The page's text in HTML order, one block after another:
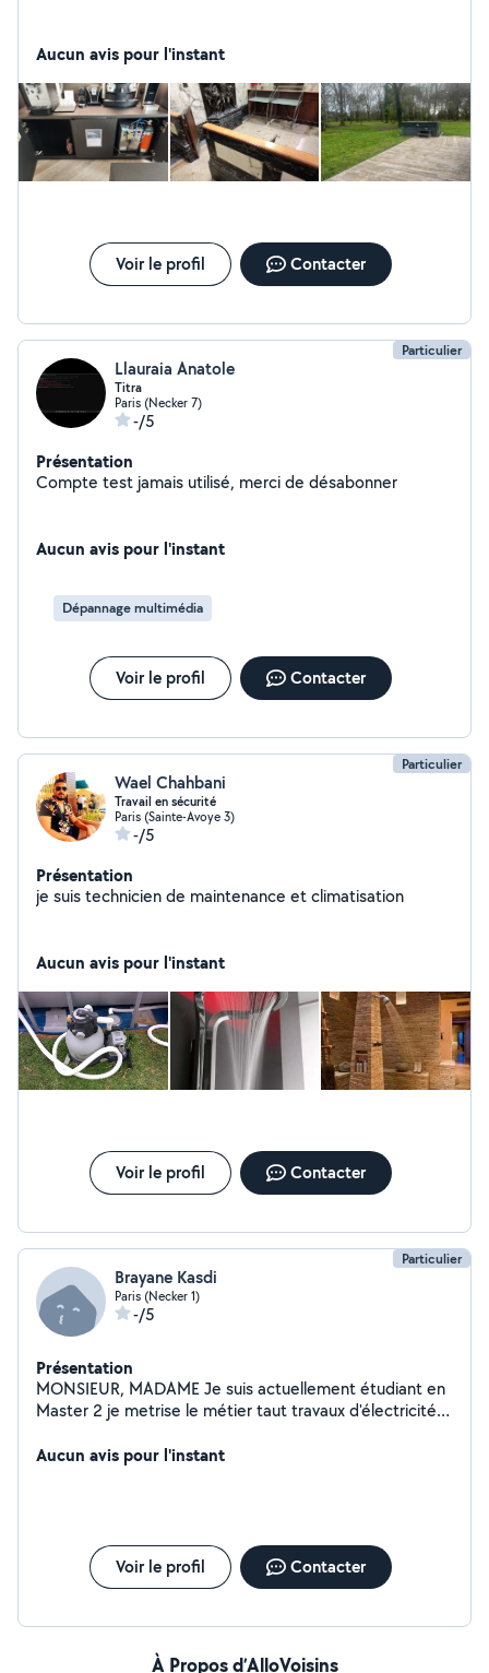
Aucun avis pour l'instant
Voir le profil Contacter
Particulier
Llauraia Anatole
Titra
Paris (Necker 7)
-/5
Présentation
Compte test jamais utilisé, merci de désabonner
Aucun avis pour l'instant
Dépannage multimédia
Voir le profil Contacter
Particulier
Wael Chahbani
Travail en sécurité
Paris (Sainte-Avoye 3)
-/5
Présentation
je suis technicien de maintenance et climatisation
Aucun avis pour l'instant
Voir le profil Contacter
Particulier
Brayane Kasdi
Paris (Necker 1)
-/5
Présentation
MONSIEUR, MADAME Je suis actuellement étudiant en
Master 2 je metrise le métier taut travaux d'électricité
sécurité/les ascenseurs...) Si vous avez des problèmes
Aucun avis pour l'instant
Voir le profil Contacter
À Propos d’AlloVoisins